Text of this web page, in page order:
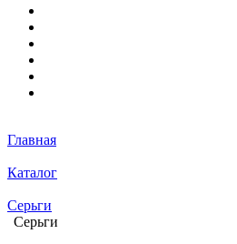
Главная
Каталог
Серьги
Серьги